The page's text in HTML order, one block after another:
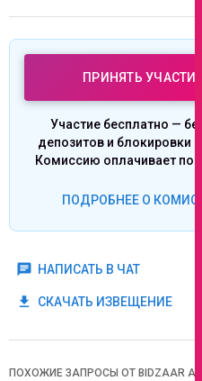
ПРИНЯТЬ
Участие бесплатно —
депозитов и блокировки
Комиссию оплачивает
ПОДРОБНЕЕ О
chat НАПИСАТЬ В ЧАТ
get_app СКАЧАТЬ ИЗВЕЩЕНИЕ
ПОХОЖИЕ ЗАПРОСЫ ОТ BIDZAAR AI